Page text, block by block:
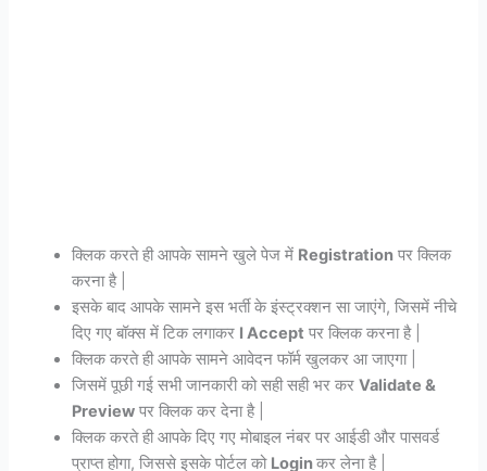
क्लिक करते ही आपके सामने खुले पेज में Registration पर क्लिक
करना है |
इसके बाद आपके सामने इस भर्ती के इंस्ट्रक्शन सा जाएंगे, जिसमें नीचे
दिए गए बॉक्स में टिक लगाकर I Accept पर क्लिक करना है |
क्लिक करते ही आपके सामने आवेदन फॉर्म खुलकर आ जाएगा |
जिसमें पूछी गई सभी जानकारी को सही सही भर करValidate &
Preview पर क्लिक कर देना है |
क्लिक करते ही आपके दिए गए मोबाइल नंबर पर आईडी और पासवर्ड
प्राप्त होगा, जिससे इसके पोर्टल को Loginकर लेना है |